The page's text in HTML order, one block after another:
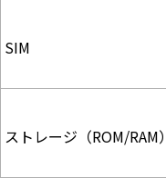
SIM
ストレージ（ROM/RAM）